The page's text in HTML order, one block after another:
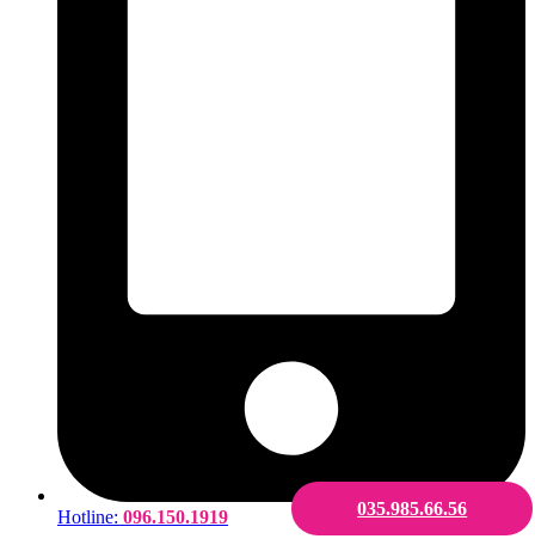
035.985.66.56
Hotline: 096.150.1919